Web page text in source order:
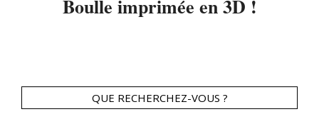
Boulle imprimée en 3D !
QUE RECHERCHEZ-VOUS ?